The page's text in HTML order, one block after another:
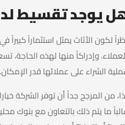
يوجد تقسيط
لكون الأثاث يمثل استثماراً
وإدراكاً منها لهذه
الشراء على عملائها قدر الإمكان.
من المرجح جداً أن توفر الشركة